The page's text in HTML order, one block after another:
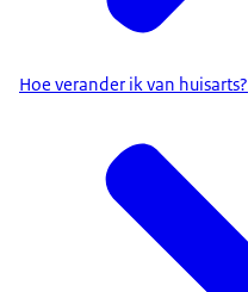
Hoe verander ik van huisarts?